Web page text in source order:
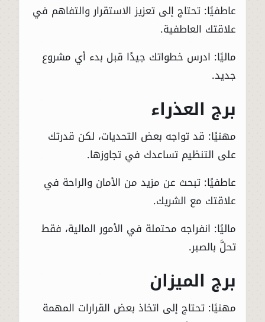
عاطفيًا: تحتاج إلى تعزيز الاستقرار والتفاهم في
علاقتك العاطفية.
ماليًا: ادرس خطواتك جيدًا قبل بدء أي مشروع
جديد.
برج العذراء
مهنيًا: قد تواجه بعض التحديات، لكن قدرتك
على التنظيم تساعدك في تجاوزها.
عاطفيًا: تبحث عن مزيد من الأمان والراحة في
علاقتك مع الشريك.
ماليًا: انفراجه محتملة في الأمور المالية، فقط
تحلَّ بالصبر.
برج الميزان
مهنيًا: تحتاج إلى اتخاذ بعض القرارات المهمة